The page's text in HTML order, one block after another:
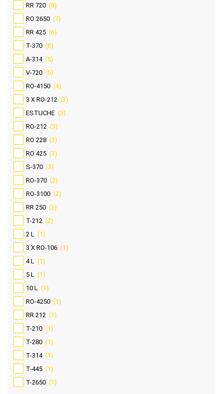
RR 720 (8)
RO 2650 (7)
RR 425 (6)
T-370 (6)
A-314 (5)
V-720 (5)
RO-4150 (4)
3 X RO-212 (3)
ESTUCHE (3)
RO-212 (3)
RO 228 (3)
RO 425 (3)
S-370 (3)
RO-370 (2)
RO-3100 (2)
RR 250 (2)
T-212 (2)
2 L (1)
3 X RO-106 (1)
4 L (1)
5 L (1)
10 L (1)
RO-4250 (1)
RR 212 (1)
T-210 (1)
T-280 (1)
T-314 (1)
T-445 (1)
T-2650 (1)